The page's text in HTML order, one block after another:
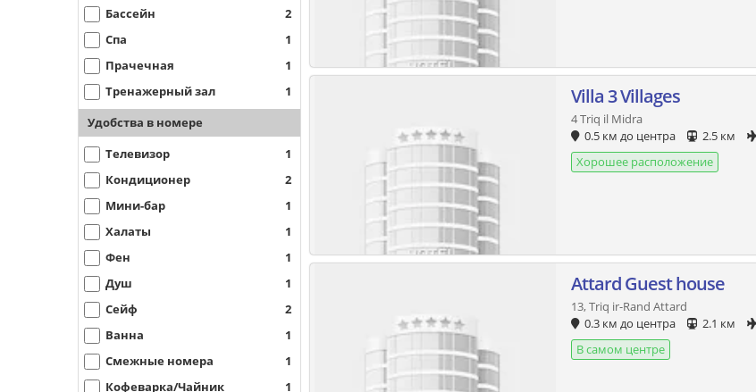
Бассейн
2
Спа
1
Прачечная
1
Тренажерный зал
1
Удобства в номере
Телевизор
1
Кондиционер
2
Мини-бар
1
Халаты
1
Фен
1
Душ
1
Сейф
2
Ванна
1
Смежные номера
1
Кофеварка/Чайник
1
Villa 3 Villages
4 Triq il Midra
0.5 км до центра
2.5 км
Хорошее расположение
Attard Guest house
13, Triq ir-Rand Attard
0.3 км до центра
2.1 км
В самом центре